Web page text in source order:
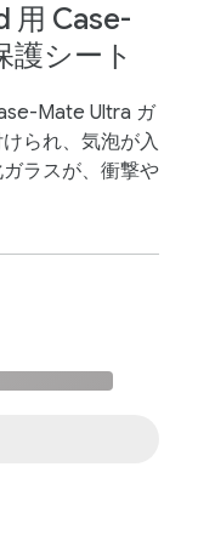
用 Case-
護シート
Mate Ultra ガ
られ、気泡が入
ラスが、衝撃や